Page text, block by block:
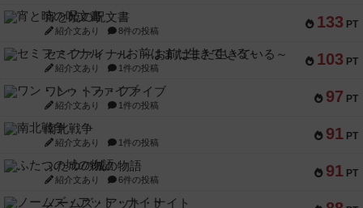
133 PT
宵と暁の呪文書
紹介文あり 8件の投稿
103 PT
セミファイナル ～お前はまだ生きている～
紹介文あり 1件の投稿
97 PT
ワン・トゥ・ファイブ
紹介文あり 1件の投稿
91 PT
南北戦争
紹介文あり 1件の投稿
91 PT
ふたつの城の物語
紹介文あり 6件の投稿
ノームズ・アット・ナイト